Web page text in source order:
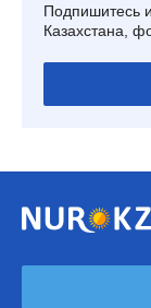
Подпишитесь
Казахстана,